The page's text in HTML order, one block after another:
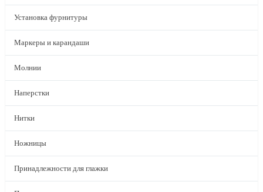
Установка фурнитуры
Маркеры и карандаши
Молнии
Наперстки
Нитки
Ножницы
Принадлежности для глажки